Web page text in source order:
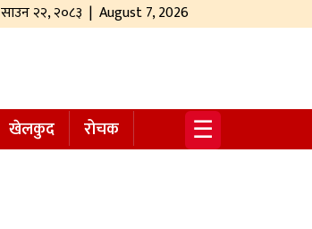
साउन२२,२०८३ | August 7, 2026
☰
खेलकुद
रोचक